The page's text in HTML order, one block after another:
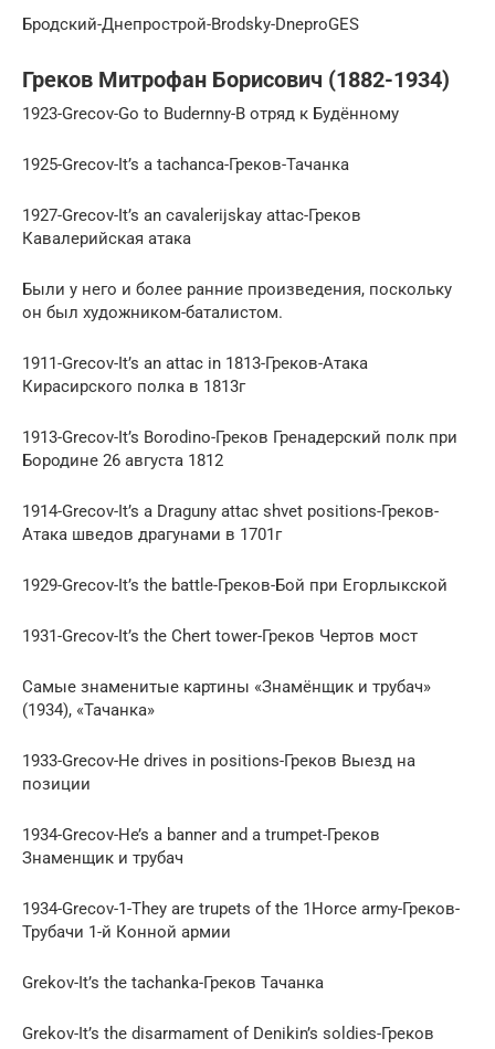
Бродский-Днепрострой-Brodsky-DneproGES
Греков Митрофан Борисович (1882-1934)
1923-Grecov-Go to Budernny-В отряд к Будённому
1925-Grecov-It’s a tachanca-Греков-Тачанка
1927-Grecov-It’s an cavalerijskay attac-Греков
Кавалерийская атака
Были у него и более ранние произведения, поскольку
он был художником-баталистом.
1911-Grecov-It’s an attac in 1813-Греков-Атака
Кирасирского полка в 1813г
1913-Grecov-It’s Borodino-Греков Гренадерский полк при
Бородине 26 августа 1812
1914-Grecov-It’s a Draguny attac shvet positions-Греков-
Атака шведов драгунами в 1701г
1929-Grecov-It’s the battle-Греков-Бой при Егорлыкской
1931-Grecov-It’s the Chert tower-Греков Чертов мост
Самые знаменитые картины «Знамёнщик и трубач»
(1934), «Тачанка»
1933-Grecov-He drives in positions-Греков Выезд на
позиции
1934-Grecov-He’s a banner and a trumpet-Греков
Знаменщик и трубач
1934-Grecov-1-They are trupets of the 1Horce army-Греков-
Трубачи 1-й Конной армии
Grekov-It’s the tachanka-Греков Тачанка
Grekov-It’s the disarmament of Denikin’s soldies-Греков